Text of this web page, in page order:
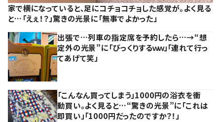
家で横になっていると、足にコチョコチョした感覚が。よく見る
と…「えぇ！？」驚きの光景に「無事でよかった」
出張で…列車の指定席を予約したら…→“想
定外の光景”に「びっくりするｗｗ」「連れて行っ
てあげて笑」
「こんなん買ってしまう」1000円の浴衣を衝
動買い。よく見ると…“驚きの光景”に「これは
即買い」「1000円だったのですか？！」